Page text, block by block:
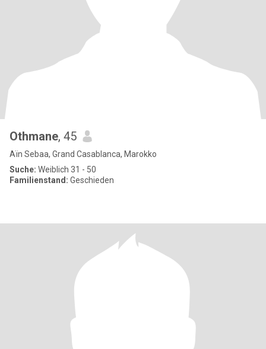
Othmane, 45
Aïn Sebaa, Grand Casablanca, Marokko
Suche: Weiblich 31 - 50
Familienstand: Geschieden